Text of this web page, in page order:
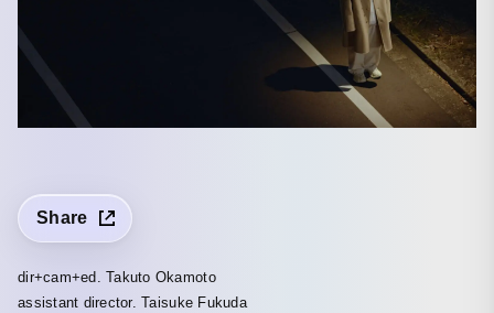
Share
dir+cam+ed. Takuto Okamoto
assistant director. Taisuke Fukuda